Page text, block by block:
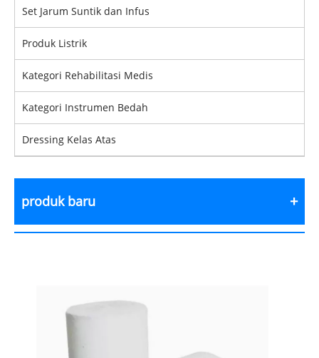
Set Jarum Suntik dan Infus
Produk Listrik
Kategori Rehabilitasi Medis
Kategori Instrumen Bedah
Dressing Kelas Atas
produk baru